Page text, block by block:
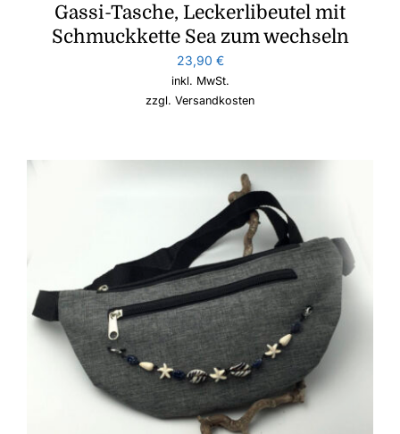
Gassi-Tasche, Leckerlibeutel mit
Schmuckkette Sea zum wechseln
23,90 €
inkl. MwSt.
zzgl. Versandkosten